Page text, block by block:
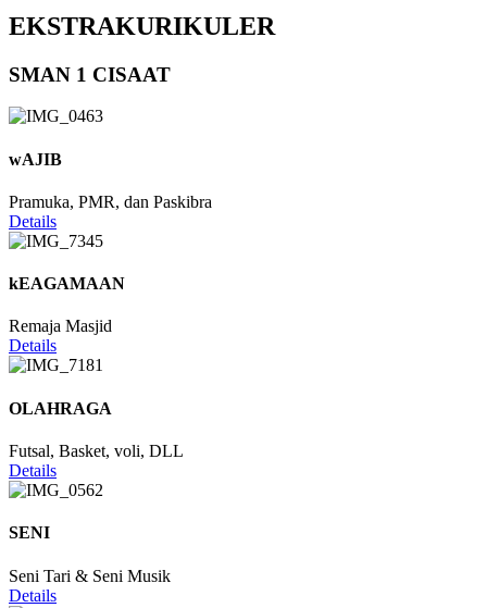
EKSTRAKURIKULER
SMAN 1 CISAAT
wAJIB
Pramuka, PMR, dan Paskibra
Details
kEAGAMAAN
Remaja Masjid
Details
OLAHRAGA
Futsal, Basket, voli, DLL
Details
SENI
Seni Tari & Seni Musik
Details